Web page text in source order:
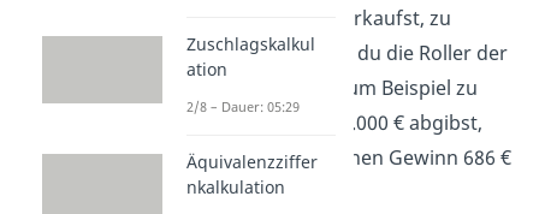
Produkte weiterverkaufst, zu
kalkulieren. Wenn du die Roller der
Scooter AG jetzt zum Beispiel zu
einem Preis von 8.000 € abgibst,
dann kannst du einen Gewinn 686 €
erzielen.
Zuschlagskalkul
ation
2/8 – Dauer: 05:29
Äquivalenzziffer
nkalkulation